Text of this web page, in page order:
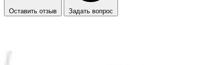
Оставить отзыв Задать вопрос